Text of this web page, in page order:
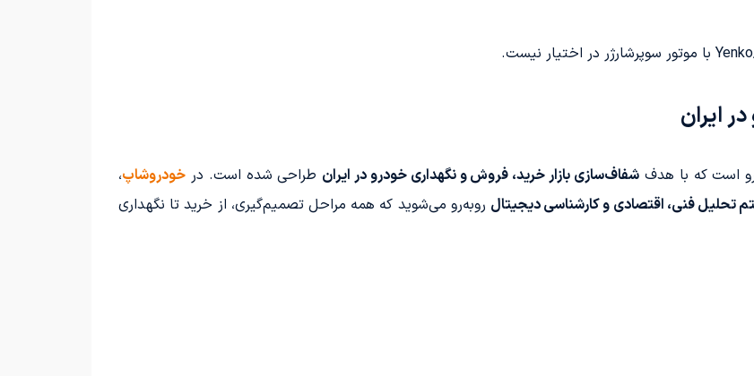
ایران
است که با هدف شفاف‌سازی بازار خرید، فروش و نگهداری خودرو در ایران طراحی شده است. در خودروشاپ،
تحلیل فنی، اقتصادی و کارشناسی دیجیتال روبه‌رو می‌شوید که همه مراحل تصمیم‌گیری، از خرید تا نگهداری